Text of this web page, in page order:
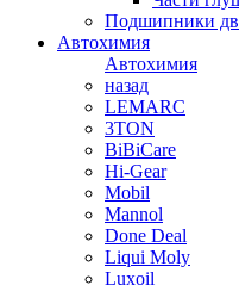
Подшипники
Автохимия
Автохимия
назад
LEMARC
3TON
BiBiCare
Hi-Gear
Mobil
Mannol
Done Deal
Liqui Moly
Luxoil